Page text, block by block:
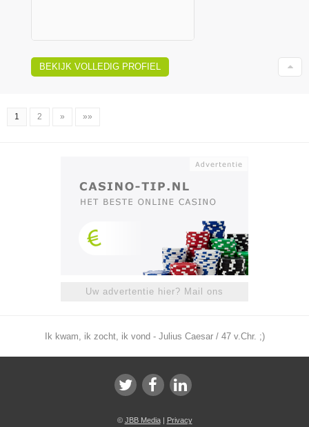
BEKIJK VOLLEDIG PROFIEL
1 2 » »»
Uw advertentie hier? Mail ons
Ik kwam, ik zocht, ik vond - Julius Caesar / 47 v.Chr. ;)
© JBB Media| Privacy